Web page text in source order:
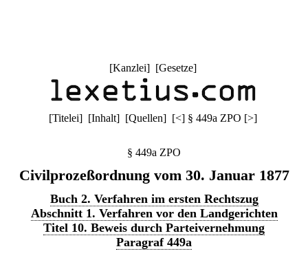
[Kanzlei] [Gesetze]
[Titelei] [Inhalt] [Quellen] [<] § 449a ZPO [>]
§ 449a ZPO
Civilprozeßordnung vom 30. Januar 1877
Buch 2. Verfahren im ersten Rechtszug
Abschnitt 1. Verfahren vor den Landgerichten
Titel 10. Beweis durch Parteivernehmung
Paragraf 449a